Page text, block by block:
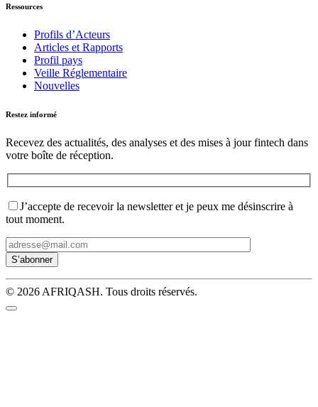
Ressources
Profils d’Acteurs
Articles et Rapports
Profil pays
Veille Réglementaire
Nouvelles
Restez informé
Recevez des actualités, des analyses et des mises à jour fintech dans
votre boîte de réception.
J’accepte de recevoir la newsletter et je peux me désinscrire à
tout moment.
© 2026 AFRIQASH. Tous droits réservés.